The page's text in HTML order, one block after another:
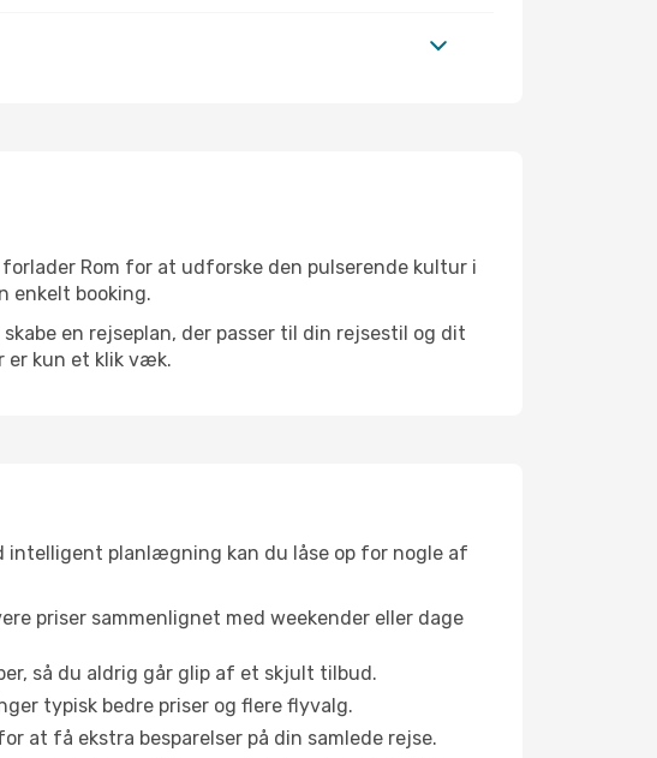
Rom for at udforske den pulserende kultur i
enkelt booking.
en rejseplan, der passer til din rejsestil og dit
kun et klik væk.
intelligent planlægning kan du låse op for nogle af
priser sammenlignet med weekender eller dage
så du aldrig går glip af et skjult tilbud.
typisk bedre priser og flere flyvalg.
at få ekstra besparelser på din samlede rejse.